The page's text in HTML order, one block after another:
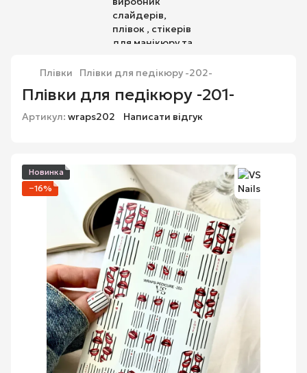
Плівки Плівки для педікюру -202-
Плівки для педікюру -201-
Артикул: wraps202 Написати відгук
Новинка
−16%